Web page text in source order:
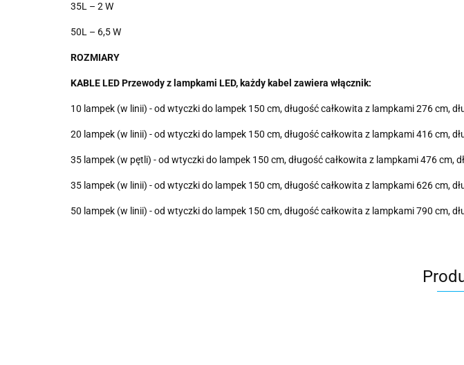
35L – 2 W
50L – 6,5 W
ROZMIARY
KABLE LED Przewody z lampkami LED, każdy kabel zawiera włącznik:
10 lampek (w linii) - od wtyczki do lampek 150 cm, długość całkowita z lampkami 276 cm,
20 lampek (w linii) - od wtyczki do lampek 150 cm, długość całkowita z lampkami 416 cm,
35 lampek (w pętli) - od wtyczki do lampek 150 cm, długość całkowita z lampkami 476
35 lampek (w linii) - od wtyczki do lampek 150 cm, długość całkowita z lampkami 626 cm,
50 lampek (w linii) - od wtyczki do lampek 150 cm, długość całkowita z lampkami 790 cm,